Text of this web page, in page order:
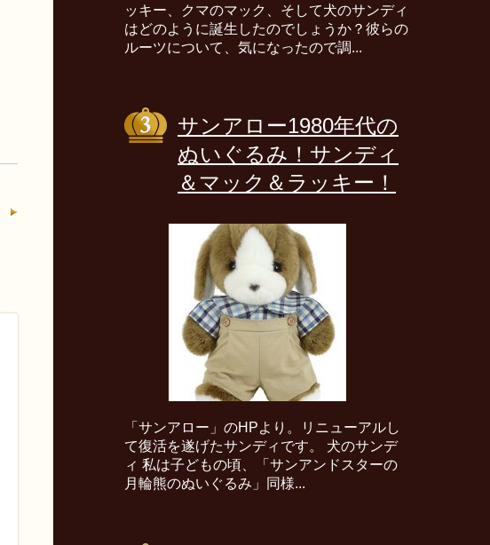
ッキー、クマのマック、そして犬のサンディ
はどのように誕生したのでしょうか？彼らの
ルーツについて、気になったので調...
サンアロー1980年代の
ぬいぐるみ！サンディ
＆マック＆ラッキー！
「サンアロー」のHPより。リニューアルし
て復活を遂げたサンディです。 犬のサンデ
ィ 私は子どもの頃、「サンアンドスターの
月輪熊のぬいぐるみ」同様...